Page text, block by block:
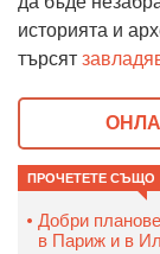
историята и
търсят
ПРОЧЕТЕТЕ СЪЩО
Добри
в Париж и в